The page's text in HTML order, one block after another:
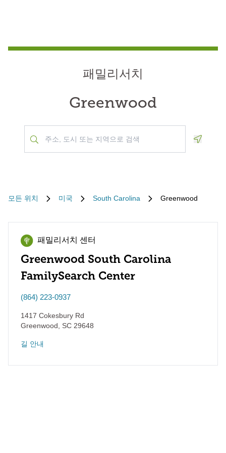
패밀리서치
Greenwood
모든 위치 미국 South Carolina Greenwood
패밀리서치 센터
Greenwood South Carolina
FamilySearch Center
(864) 223-0937
1417 Cokesbury Rd
Greenwood
SC 29648
길 안내